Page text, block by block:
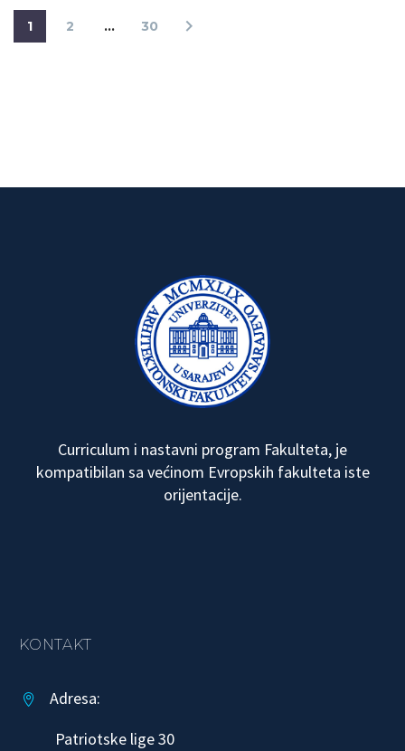
1 2 … 30
Curriculum i nastavni program Fakulteta, je
kompatibilan sa većinom Evropskih fakulteta iste
orijentacije.
KONTAKT


Adresa:
Patriotske lige 30